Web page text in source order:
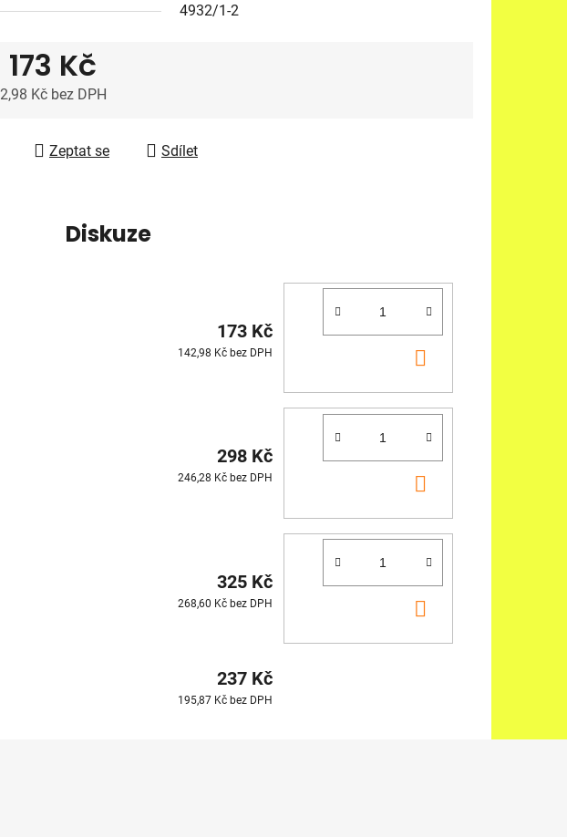
4932/1-2
173 Kč
Kč bez DPH
Zeptat se Sdílet
Diskuze
173 Kč
142,98 Kč bez DPH
298 Kč
246,28 Kč bez DPH
325 Kč
268,60 Kč bez DPH
237 Kč
195,87 Kč bez DPH